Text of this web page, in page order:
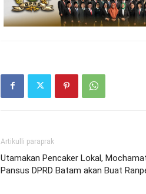
Artikulli paraprak
Utamakan Pencaker Lokal,
Pansus DPRD Batam akan Buat